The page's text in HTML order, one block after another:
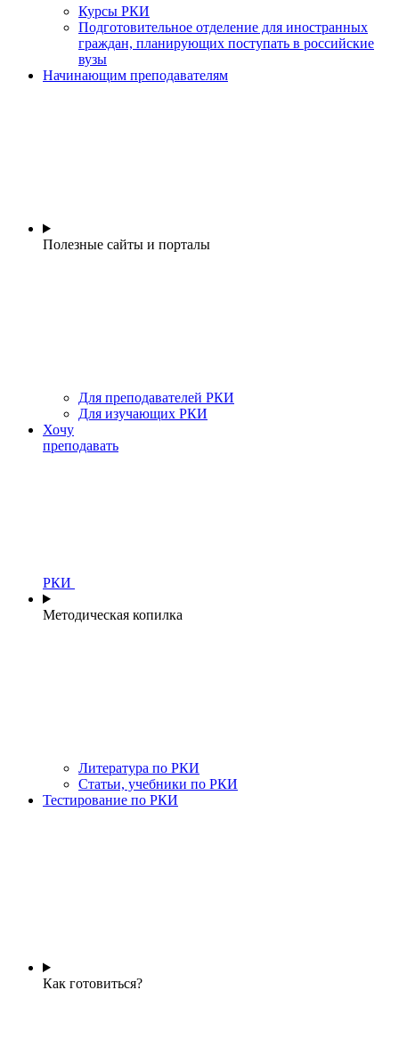
Курсы РКИ
Подготовительное отделение для иностранных
граждан, планирующих поступать в российские
вузы
Начинающим преподавателям
Полезные сайты и порталы
Для преподавателей РКИ
Для изучающих РКИ
Хочу
преподавать
РКИ
Методическая копилка
Литература по РКИ
Статьи, учебники по РКИ
Тестирование по РКИ
Как готовиться?